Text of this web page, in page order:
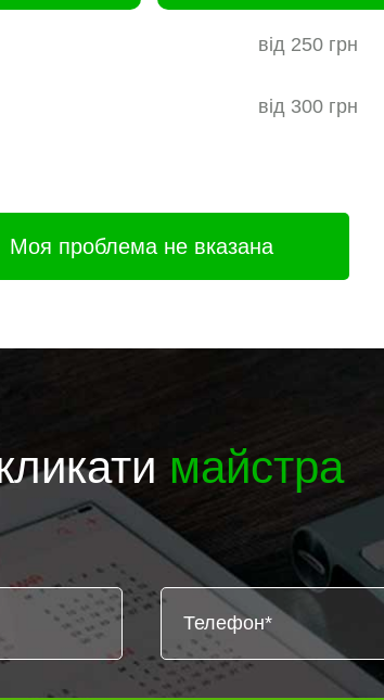
від 250 грн
від 300 грн
Моя проблема не вказана
майстра